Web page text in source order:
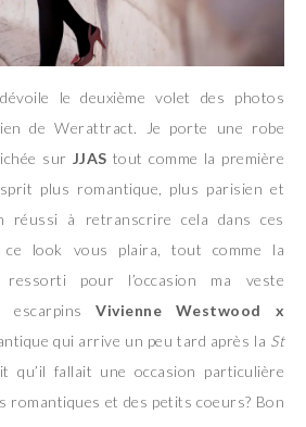
le deuxième volet des photos
de Werattract. Je porte une robe
sur JJAS tout comme la première
plus romantique, plus parisien et
réussi à retranscrire cela dans ces
ce look vous plaira, tout comme la
ressorti pour l’occasion ma veste
escarpinsVivienne Westwood x
qui arrive un peu tard après la St
qu’il fallait une occasion particulière
romantiques et des petits coeurs? Bon